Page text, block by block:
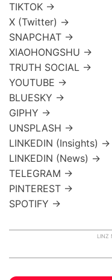
TIKTOK →
X (Twitter) →
SNAPCHAT →
XIAOHONGSHU →
TRUTH SOCIAL →
YOUTUBE →
BLUESKY →
GIPHY →
UNSPLASH →
LINKEDIN (Insights) →
LINKEDIN (News) →
TELEGRAM →
PINTEREST →
SPOTIFY →
LINZ